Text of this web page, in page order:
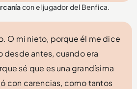
con el jugador del Benfica.
O mi nieto, porque él me dice
desde antes, cuando era
sé que es una grandísima
con carencias, como tantos